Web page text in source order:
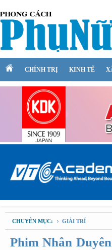
CHÍNH TRỊ KINH TẾ
CHUYÊN MỤC: GIẢI TRÍ
Phim Nhân